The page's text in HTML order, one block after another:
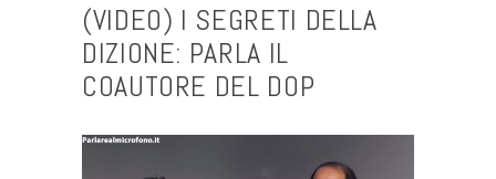
(VIDEO) I SEGRETI DELLA
DIZIONE: PARLA IL
COAUTORE DEL DOP